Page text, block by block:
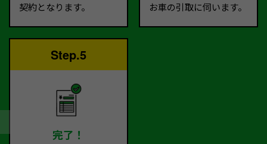
契約となります。
お車の引取に伺います。
Step.5
完了！